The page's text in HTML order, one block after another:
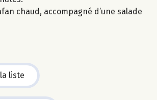
chaud, accompagné d’une salade
liste